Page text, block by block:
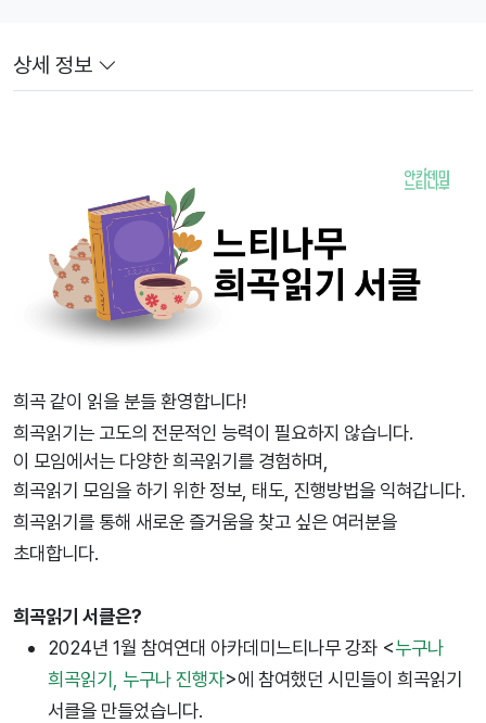
상세 정보
희곡 같이 읽을 분들 환영합니다!
희곡읽기는 고도의 전문적인 능력이 필요하지 않습니다.
이 모임에서는 다양한 희곡읽기를 경험하며,
희곡읽기 모임을 하기 위한 정보, 태도, 진행방법을 익혀갑니다.
희곡읽기를 통해 새로운 즐거움을 찾고 싶은 여러분을
초대합니다.
희곡읽기 서클은?
2024년 1월 참여연대 아카데미느티나무 강좌 <누구나
희곡읽기, 누구나 진행자>에 참여했던 시민들이 희곡읽기
서클을 만들었습니다.